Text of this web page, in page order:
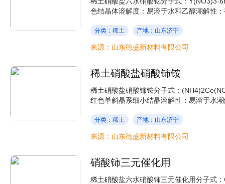
色结晶体溶解度：易溶于水和乙醇潮解性
分类：稀土 产地：山东济宁
来源：山东德盛新材料有限公司
稀土硝酸盐硝酸铈铵
稀土硝酸盐硝酸铈铵分子式：
红色单斜晶系细小结晶溶解性：易溶于水
分类：稀土 产地：山东济宁
来源：山东德盛新材料有限公司
硝酸铈三元催化用
稀土硝酸盐六水硝酸铈三元催化用分子式